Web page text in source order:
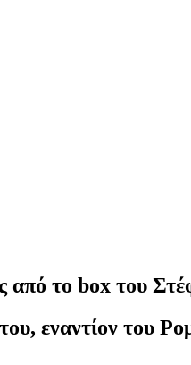
από το box του
εναντίον του